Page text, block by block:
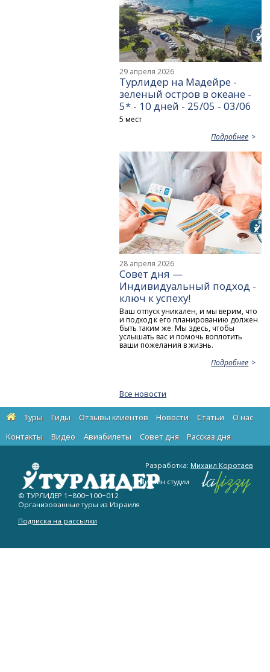
29 апреля 2026
Турлидер на Мадейре -
зеленый остров в океане -
5* - 10 дней - 25/05 - 03/06
5 мест
Подробнее
28 апреля 2026
Совет дня —
Индивидуальный подход -
ключ к успеху!
Ваш отпуск уникален, и мы верим, что
и подход к его планированию должен
быть таким же. Мы здесь, чтобы
услышать вас и помочь воплотить
ваши пожелания в жизнь.
Подробнее
Все новости
Туры Гиды Отзывы клиентов Новости Статьи
О нас
Контакты
Видео Авиабилеты Cовет дня Рассказ дня
© ТУРЛИДЕР 1−800−100−012
Организованные туры из Израиля
Подписка на рассылки
Разработка: Михаил Коротаев
Дизайн студии